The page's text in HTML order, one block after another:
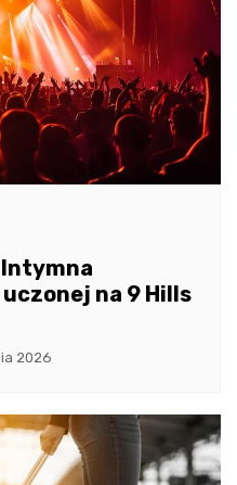
Intymna
na 9 Hills
2026